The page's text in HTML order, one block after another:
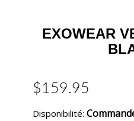
EXOWEAR
$159.95
Disponibilité: